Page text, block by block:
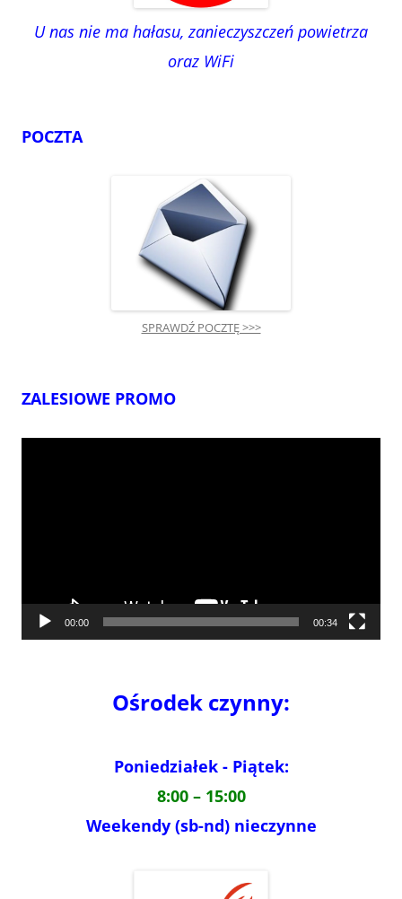
U nas nie ma hałasu, zanieczyszczeń powietrza
oraz WiFi
POCZTA
SPRAWDŹ POCZTĘ >>>
ZALESIOWE PROMO
Odtwarzacz
00:00 00:34
Ośrodek czynny:
Poniedziałek - Piątek:
8:00 – 15:00
Weekendy (sb-nd) nieczynne